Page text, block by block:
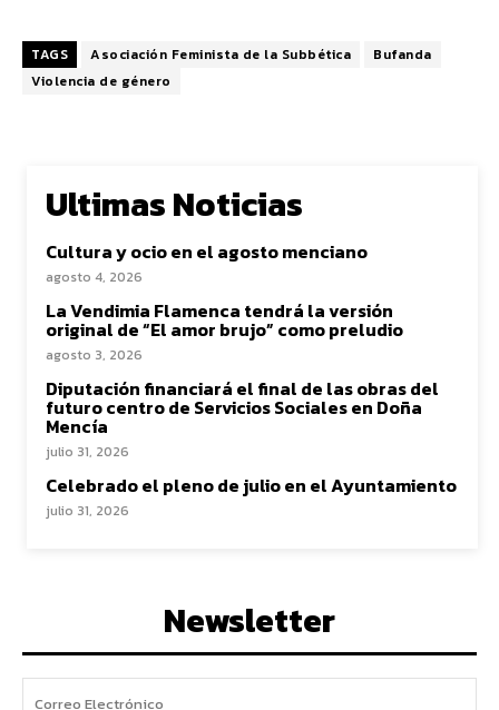
TAGS Asociación Feminista de la Subbética
Bufanda
Violencia de género
Ultimas Noticias
Cultura y ocio en el agosto menciano
agosto 4, 2026
La Vendimia Flamenca tendrá la versión
original de “El amor brujo” como preludio
agosto 3, 2026
Diputación financiará el final de las obras del
futuro centro de Servicios Sociales en Doña
Mencía
julio 31, 2026
Celebrado el pleno de julio en el Ayuntamiento
julio 31, 2026
Newsletter